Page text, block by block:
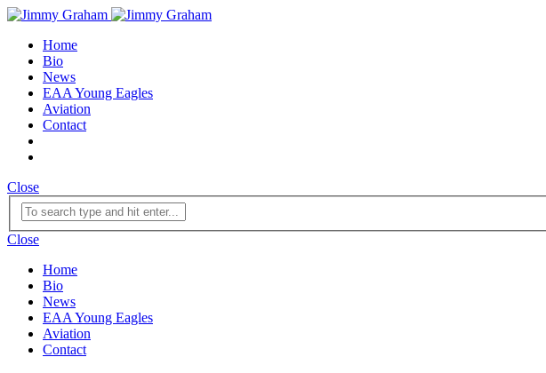
Home
Bio
News
EAA Young Eagles
Aviation
Contact
Close
Close
Home
Bio
News
EAA Young Eagles
Aviation
Contact